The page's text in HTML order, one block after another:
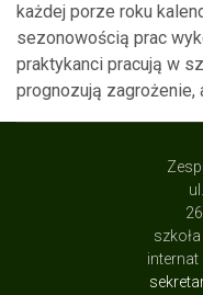
każdej porze roku
sezonowością prac
praktykanci pracują w
prognozują zagrożenie,
szkoła
internat